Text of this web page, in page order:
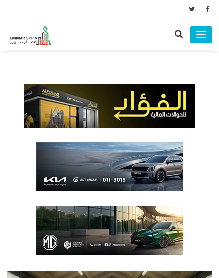
Toggle
navigation